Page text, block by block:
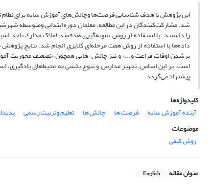
این پژوهش با هدف شناسایی فرصت‌ها وچالش‌های آموزش سایه برای نظام
داده‌ها با استفاده از روش هفت مرحله‌ای کلایزی انجام شد. نتایج
پرشدن اوقات فراغت و...» و نیز چالش-هایی همچون «تضعیف محوریت
است. بر این اساس، تجهیز مدارس و تنوع بخشی به محیط‌های یادگیری،
پیشنهاد می‌گردد.
کلیدواژه‌ها
آینده آموزش سایه
فرصت ها چالش ها تعلیم وتربیت رسمی
موضوعات
روش کیفی
عنوان مقاله English